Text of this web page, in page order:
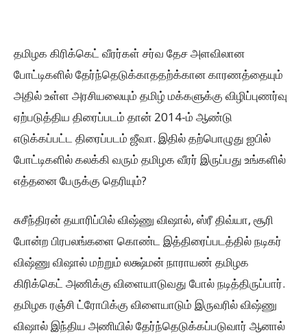
தமிழக கிரிக்கெட் வீரர்கள் சர்வ தேச அளவிலான
போட்டிகளில் தேர்ந்தெடுக்காததற்க்கான காரணத்தையும்
அதில் உள்ள அரசியலையும் தமிழ் மக்களுக்கு விழிப்புணர்வு
ஏற்படுத்திய திரைப்படம் தான் 2014-ம் ஆண்டு
எடுக்கப்பட்ட திரைப்படம் ஜீவா. இதில் தற்பொழுது ஐபில்
போட்டிகளில் கலக்கி வரும் தமிழக வீரர் இருப்பது உங்களில்
எத்தனை பேருக்கு தெரியும்?
சுசீந்திரன் தயாரிப்பில் விஷ்ணு விஷால், ஸ்ரீ திவ்யா, சூரி
போன்ற பிரபலங்களை கொண்ட இத்திரைப்படத்தில் நடிகர்
விஷ்ணு விஷால் மற்றும் லக்ஷ்மன் நாராயண் தமிழக
கிரிக்கெட் அணிக்கு விளையாடுவது போல் நடித்திருப்பார்.
தமிழக ரஞ்சி ட்ரோபிக்கு விளையாடும் இருவரில் விஷ்ணு
விஷால் இந்திய அணியில் தேர்ந்தெடுக்கப்படுவார் ஆனால்